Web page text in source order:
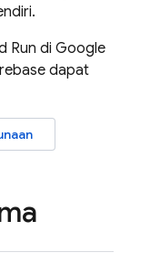
Run di Google
dapat